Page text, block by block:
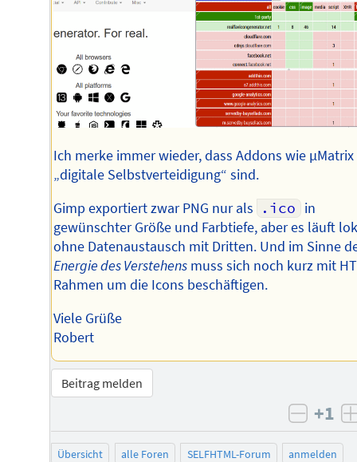
Ich merke immer wieder, dass Addons wie µMatrix
„digitale Selbstverteidigung“ sind.
Gimp exportiert zwar PNG nur als
.ico in
gewünschter Größe und Farbtiefe, aber es läuft
ohne Datenaustausch mit Dritten. Und im Sinne
Energie des Verstehens muss sich noch kurz mit
Rahmen um die Icons beschäftigen.
Viele Grüße
Robert
Beitrag melden
+1
Übersicht alle Foren SELFHTML-Forum
anmelden